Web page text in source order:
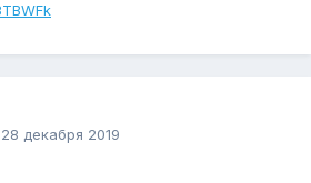
28 декабря 2019